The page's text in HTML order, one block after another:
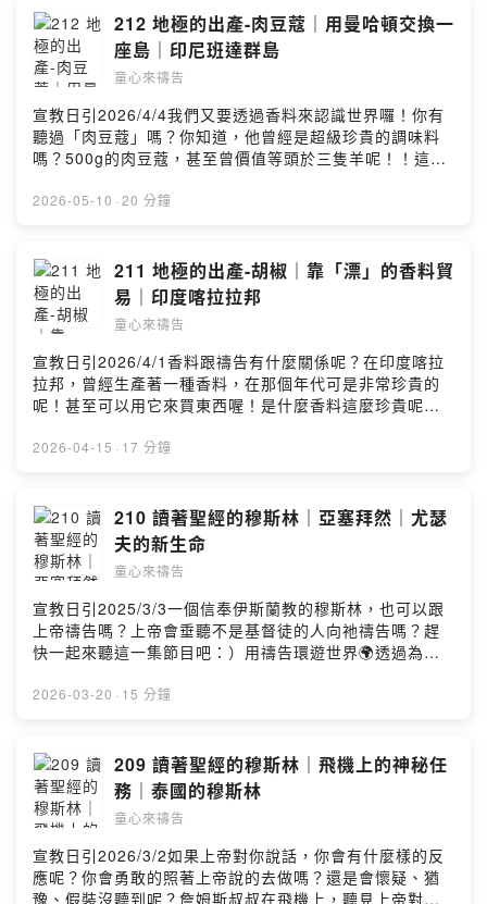
https://bit.ly/praykidsFirst Story：
https://open.firstory.me/user/kidspray粵語版《宣教小
祈兵》：https://bit.ly/hkcan【奉獻支持】線上奉獻：
https://umot.eoffering.org.tw/歡迎留言告訴我你對這一
https://open.firstory.me/user/clfrvlpo800va01uq1e0a
ajla/commentsPowered by Firstory Hosting
｜世界地圖掛布🛒：
https://umot.group/product/worldmap/🧩「假如我是宣
教士」宣教桌遊：
https://umot.group/product/immissionary/🧧多國語言
祝福紅包袋：https://umot.group/product/godblessu/
【訂閱宣教日引】每天介紹一個未得之民，並為其代禱！
宣教日引電子版免費下載：https://www.cross-
roads.org/mp-pdf.php宣教日引紙本免費訂閱：
https://reurl.cc/R4ZbD【收聽平台】Apple Podcast：
https://bit.ly/praykidsFirst Story：
https://open.firstory.me/user/kidspray粵語版《宣教小
祈兵》：https://bit.ly/hkcan【奉獻支持】線上奉獻：
https://umot.eoffering.org.tw/歡迎留言告訴我你對這一
https://open.firstory.me/user/clfrvlpo800va01uq1e0a
ajla/commentsPowered by Firstory Hosting
212 地極的出產-肉豆蔻｜用曼哈頓交換一
座島｜印尼班達群島
童心來禱告
宣教日引2026/4/4我們又要透過香料來認識世界囉！你有
聽過「肉豆蔻」嗎？你知道，他曾經是超級珍貴的調味料
嗎？500g的肉豆蔻，甚至曾價值等頭於三隻羊呢！！這麼
節目吧：）用禱告環遊世界🌍透過為世界不同群體禱告，
本著色本：https://umot.group/product/newday/🌍繁體
中文｜世界地圖掛布🛒：
https://umot.group/product/worldmap/🧩「假如我是宣
教士」宣教桌遊：
https://umot.group/product/immissionary/🧧多國語言
祝福紅包袋：https://umot.group/product/godblessu/
【訂閱宣教日引】每天介紹一個未得之民，並為其代禱！
宣教日引電子版免費下載：https://www.cross-
roads.org/mp-pdf.php宣教日引紙本免費訂閱：
https://spoti.fi/3TwNCs6KKBOX：
https://bit.ly/praykidsFirst Story：
https://open.firstory.me/user/kidspray粵語版《宣教小
祈兵》：https://bit.ly/hkcan【奉獻支持】線上奉獻：
集的想法：
https://open.firstory.me/user/clfrvlpo800va01uq1e0a
ajla/commentsPowered by Firstory Hosting
2026-05-10 · 20 分鐘
211 地極的出產-胡椒｜靠「漂」的香料貿
易｜印度喀拉拉邦
童心來禱告
宣教日引2026/4/1香料跟禱告有什麼關係呢？在印度喀拉
拉邦，曾經生產著一種香料，在那個年代可是非常珍貴的
呢！甚至可以用它來買東西喔！是什麼香料這麼珍貴呢？
世界難民 兒童繪本著色本：
「假如我是宣教士」宣教桌遊：
https://umot.group/product/immissionary/🧧多國語言
祝福紅包袋：https://umot.group/product/godblessu/
【訂閱宣教日引】每天介紹一個未得之民，並為其代禱！
宣教日引電子版免費下載：https://www.cross-
roads.org/mp-pdf.php宣教日引紙本免費訂閱：
https://reurl.cc/R4ZbD【收聽平台】Apple Podcast：
https://apple.co/3TXgf2USpotify：
https://spoti.fi/3TwNCs6KKBOX：
祈兵》：https://bit.ly/hkcan【奉獻支持】線上奉獻：
https://umot.eoffering.org.tw/歡迎留言告訴我你對這一
集的想法：Powered by Firstory Hosting
2026-04-15 · 17 分鐘
210 讀著聖經的穆斯林｜亞塞拜然｜尤瑟
夫的新生命
童心來禱告
宣教日引2025/3/3一個信奉伊斯蘭教的穆斯林，也可以跟
上帝禱告嗎？上帝會垂聽不是基督徒的人向祂禱告嗎？趕
快一起來聽這一集節目吧：）用禱告環遊世界🌍透過為世
走在上帝的旨意當中！🎀貝殼姊姊選物推薦🧸《新的一
地圖掛布🛒：https://umot.group/product/worldmap/🧩
「假如我是宣教士」宣教桌遊：
https://umot.group/product/immissionary/🧧多國語言
祝福紅包袋：https://umot.group/product/godblessu/
【訂閱宣教日引】每天介紹一個未得之民，並為其代禱！
宣教日引電子版免費下載：https://www.cross-
roads.org/mp-pdf.php宣教日引紙本免費訂閱：
2026-03-20 · 15 分鐘
209 讀著聖經的穆斯林｜飛機上的神秘任
務｜泰國的穆斯林
童心來禱告
宣教日引2026/3/2如果上帝對你說話，你會有什麼樣的反
應呢？你會勇敢的照著上帝說的去做嗎？還是會懷疑、猶
豫、假裝沒聽到呢？詹姆斯叔叔在飛機上，聽見上帝對他